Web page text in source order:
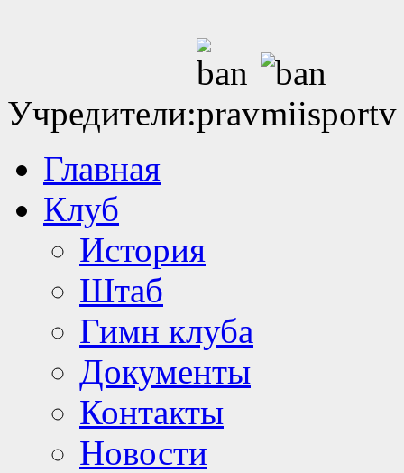
Учредители:
Главная
Клуб
История
Штаб
Гимн клуба
Документы
Контакты
Новости